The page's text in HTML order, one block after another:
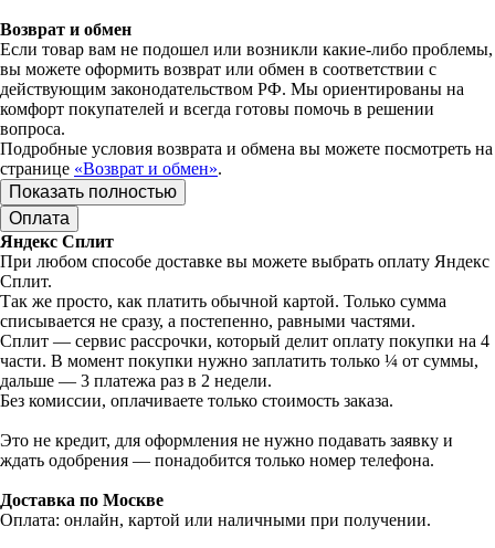
Возврат и обмен
Если товар вам не подошел или возникли какие-либо проблемы,
вы можете оформить возврат или обмен в соответствии с
действующим законодательством РФ. Мы ориентированы на
комфорт покупателей и всегда готовы помочь в решении
вопроса.
Подробные условия возврата и обмена вы можете посмотреть на
странице «Возврат и обмен».
Показать полностью
Оплата
Яндекс Сплит
При любом способе доставке вы можете выбрать оплату Яндекс
Сплит.
Так же просто, как платить обычной картой. Только сумма
списывается не сразу, а постепенно, равными частями.
Сплит — сервис рассрочки, который делит оплату покупки на 4
части. В момент покупки нужно заплатить только ¼ от суммы,
дальше — 3 платежа раз в 2 недели.
Без комиссии, оплачиваете только стоимость заказа.
Это не кредит, для оформления не нужно подавать заявку и
ждать одобрения — понадобится только номер телефона.
Доставка по Москве
Оплата: онлайн, картой или наличными при получении.